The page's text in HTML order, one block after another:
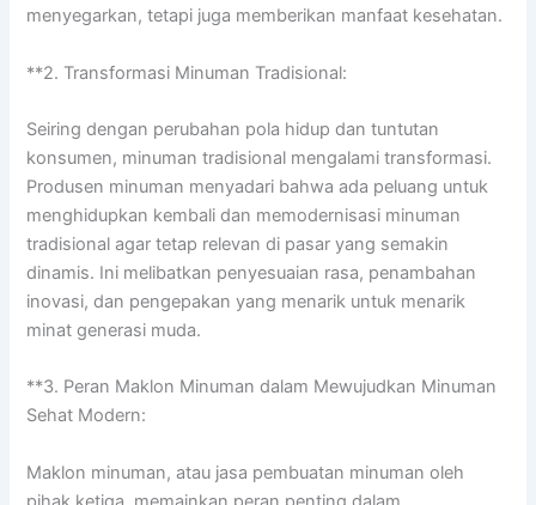
menyegarkan, tetapi juga memberikan manfaat kesehatan.
**2. Transformasi Minuman Tradisional:
Seiring dengan perubahan pola hidup dan tuntutan
konsumen, minuman tradisional mengalami transformasi.
Produsen minuman menyadari bahwa ada peluang untuk
menghidupkan kembali dan memodernisasi minuman
tradisional agar tetap relevan di pasar yang semakin
dinamis. Ini melibatkan penyesuaian rasa, penambahan
inovasi, dan pengepakan yang menarik untuk menarik
minat generasi muda.
**3. Peran Maklon Minuman dalam Mewujudkan Minuman
Sehat Modern:
Maklon minuman, atau jasa pembuatan minuman oleh